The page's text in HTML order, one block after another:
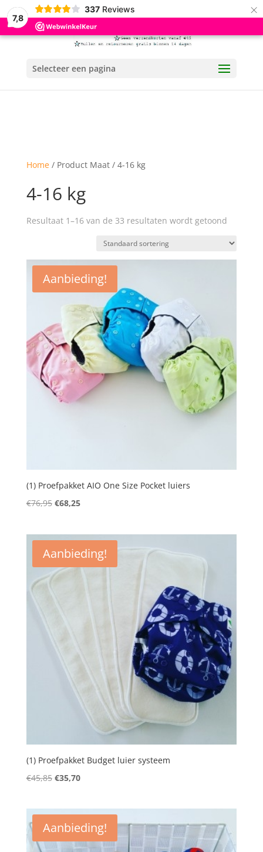
7,8
337 Reviews ×
Selecteer een pagina
Home/ Product Maat / 4-16 kg
4-16 kg
Resultaat 1–16 van de 33 resultaten wordt getoond
Aanbieding!
(1) Proefpakket AIO One Size Pocket luiers
€76,95 Oorspronkelijke
€76,95.
€68,25Huidige
€68,25.
Aanbieding!
(1) Proefpakket Budget luier systeem
€45,85 Oorspronkelijke
€45,85.
€35,70Huidige
€35,70.
Aanbieding!